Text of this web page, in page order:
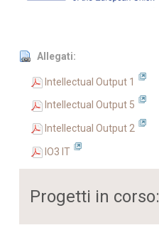
Allegati:
Intellectual Output 1
Intellectual Output 5
Intellectual Output 2
IO3 IT
Progetti in corso: